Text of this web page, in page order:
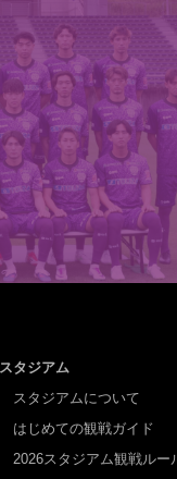
スタジアム
スタジアムについて
はじめての観戦ガイド
2026スタジアム観戦ルー